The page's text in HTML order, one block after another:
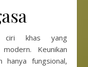
ciri khas yang
Keunikan
hanya fungsional,